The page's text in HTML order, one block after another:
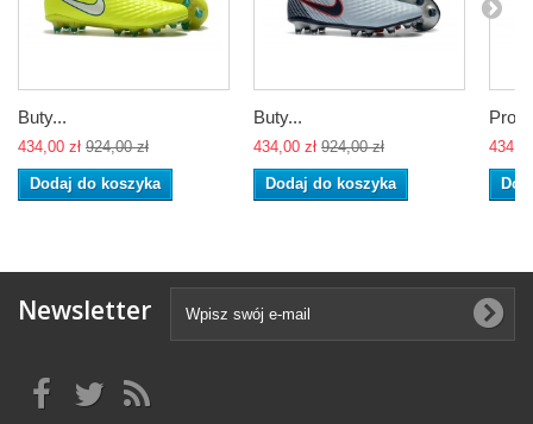
Buty...
434,00 zł 924,00 zł
Dodaj do koszyka
Buty...
434,00 zł 924,00 zł
Dodaj do koszyka
Newsletter